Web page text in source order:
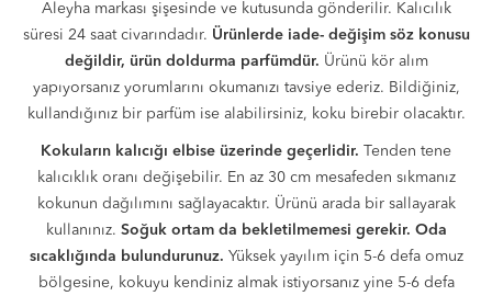
Aleyha markası şişesinde ve kutusunda gönderilir. Kalıcılık
süresi 24 saat civarındadır. Ürünlerde iade- değişim söz konusu
değildir, ürün doldurma parfümdür. Ürünü kör alım
yapıyorsanız yorumlarını okumanızı tavsiye ederiz. Bildiğiniz,
kullandığınız bir parfüm ise alabilirsiniz, koku birebir olacaktır.
Kokuların kalıcığı elbise üzerinde geçerlidir.
Tenden tene
kalıcıklık oranı değişebilir. En az 30 cm mesafeden sıkmanız
kokunun dağılımını sağlayacaktır. Ürünü arada bir sallayarak
kullanınız. Soğuk ortam da bekletilmemesi gerekir. Oda
sıcaklığında bulundurunuz. Yüksek yayılım için 5-6 defa omuz
bölgesine, kokuyu kendiniz almak istiyorsanız yine 5-6 defa